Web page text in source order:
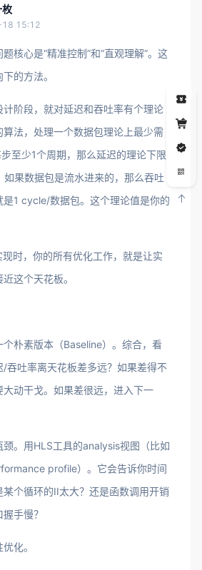
枚
15:12
核心是“精准控制”和“直观理解”。这
的方法。
计阶段，就对延迟和吞吐率有个理论
算法，处理一个数据包理论上最少需
至少1个周期，那么延迟的理论下限
果数据包是流水进来的，那么吞吐
是1 cycle/数据包。这个理论值是你的
时，你的所有优化工作，就是让实
这个天花板。
个朴素版本（Baseline）。综合，看
/吞吐率离天花板差多远？如果差得不
大动干戈。如果差很远，进入下一
颈。用HLS工具的analysis视图（比如
profile）。它会告诉你时间
个循环的II太大？还是函数调用开销
手慢？
化。